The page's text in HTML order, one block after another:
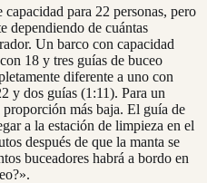
para 22 personas, pero
dependiendo de cuántas
Un barco con capacidad
18 y tres guías de buceo
diferente a uno con
y dos guías (1:11). Para un
más baja. El guía de
a la estación de limpieza en el
después de que la manta se
buceadores habrá a bordo en